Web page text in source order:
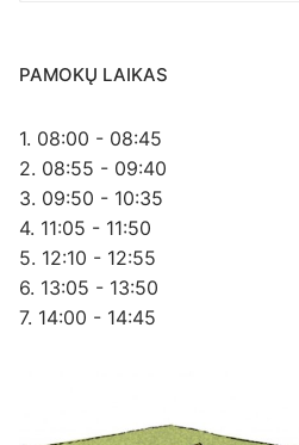
PAMOKŲ LAIKAS
1. 08:00 - 08:45
2. 08:55 - 09:40
3. 09:50 - 10:35
4. 11:05 - 11:50
5. 12:10 - 12:55
6. 13:05 - 13:50
7. 14:00 - 14:45